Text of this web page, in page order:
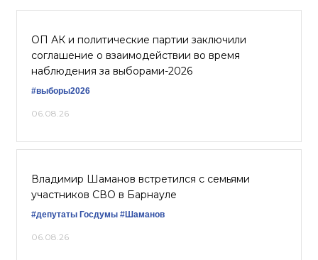
ОП АК и политические партии заключили
соглашение о взаимодействии во время
наблюдения за выборами-2026
#выборы2026
06.08.26
Владимир Шаманов встретился с семьями
участников СВО в Барнауле
#депутаты Госдумы #Шаманов
06.08.26